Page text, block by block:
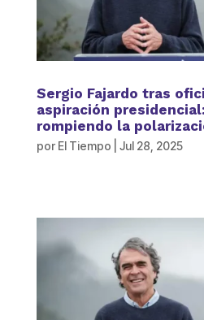
Sergio Fajardo tras
aspiración
rompiendo la
por El Tiempo Jul 28, 2025